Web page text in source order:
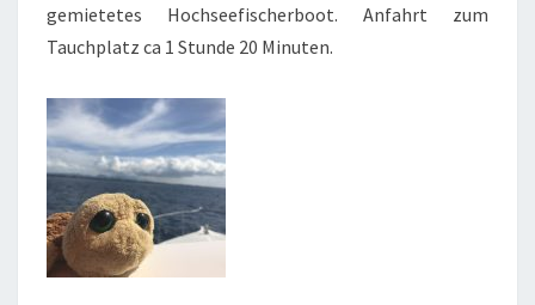
gemietetes Hochseefischerboot. Anfahrt zum
Tauchplatz ca 1 Stunde 20 Minuten.